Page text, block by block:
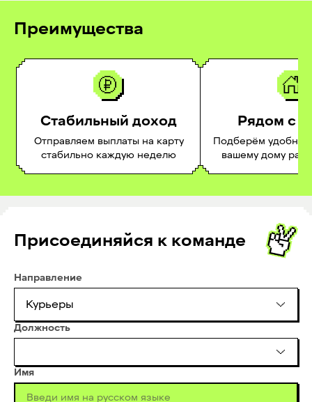
Преимущества
Стабильный доход
Отправляем выплаты на карту
стабильно каждую неделю
Рядом с
Подберём удобное
вашему дому
Присоединяйся к команде
Направление
Курьеры
Должность
Имя